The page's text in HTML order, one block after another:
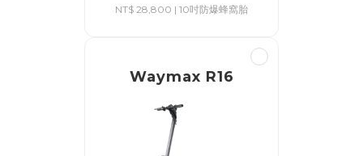
NT$ 28,800 | 10吋防爆蜂窩胎
Waymax R16